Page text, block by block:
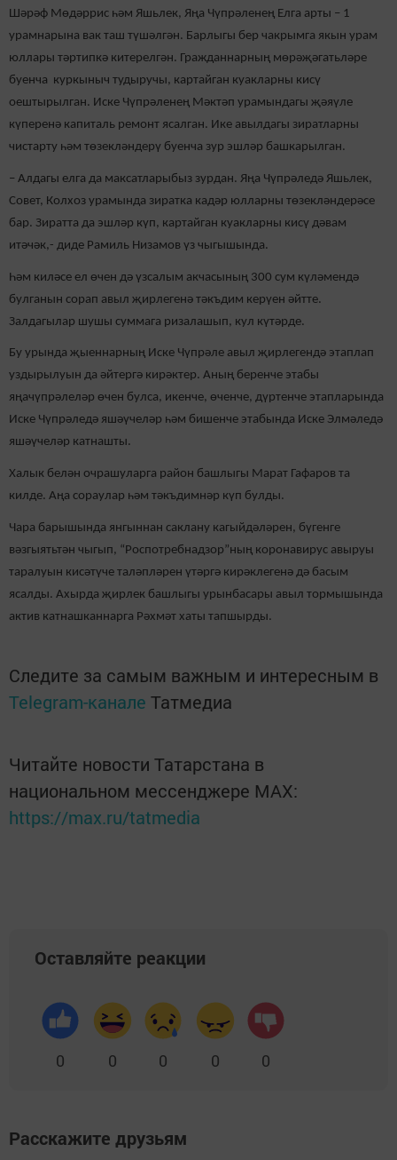
Шәрәф Мөдәррис һәм Яшьлек, Яңа Чүпрәленең Елга арты – 1
урамнарына вак таш түшәлгән. Барлыгы бер чакрымга якын урам
юллары тәртипкә китерелгән. Гражданнарның мөрәҗәгатьләре
буенча куркыныч тудыручы, картайган куакларны кисү
оештырылган. Иске Чүпрәленең Мәктәп урамындагы җәяүле
күперенә капиталь ремонт ясалган. Ике авылдагы зиратларны
чистарту һәм төзекләндерү буенча зур эшләр башкарылган.
– Алдагы елга да максатларыбыз зурдан. Яңа Чүпрәледә Яшьлек,
Совет, Колхоз урамында зиратка кадәр юлларны төзекләндерәсе
бар. Зиратта да эшләр күп, картайган куакларны кисү дәвам
итәчәк,- диде Рамиль Низамов үз чыгышында.
Һәм киләсе ел өчен дә үзсалым акчасының 300 сум күләмендә
булганын сорап авыл җирлегенә тәкъдим керүен әйтте.
Залдагылар шушы суммага ризалашып, кул күтәрде.
Бу урында җыеннарның Иске Чүпрәле авыл җирлегендә этаплап
уздырылуын да әйтергә кирәктер. Аның беренче этабы
яңачүпрәлеләр өчен булса, икенче, өченче, дүртенче этапларында
Иске Чүпрәледә яшәүчеләр һәм бишенче этабында Иске Элмәледә
яшәүчеләр катнашты.
Халык белән очрашуларга район башлыгы Марат Гафаров та
килде. Аңа сораулар һәм тәкъдимнәр күп булды.
Чара барышында янгыннан саклану кагыйдәләрен, бүгенге
вәзгыятьтән чыгып, “Роспотребнадзор”ның коронавирус авыруы
таралуын кисәтүче таләпләрен үтәргә кирәклегенә дә басым
ясалды. Ахырда җирлек башлыгы урынбасары авыл тормышында
актив катнашканнарга Рәхмәт хаты тапшырды.
Следите за самым важным и интересным в
Telegram-канале Татмедиа
Читайте новости Татарстана в
национальном мессенджере MАХ:
https://max.ru/tatmedia
Оставляйте реакции
0 0 0 0 0
Расскажите друзьям